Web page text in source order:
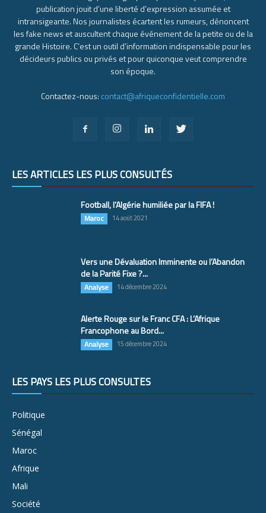
publication jouit d’une liberté d’expression assumée et
intransigeante. Nos journalistes écartent les rumeurs, dénoncent
les fake news et auscultent chaque événement de la petite ou de la
grande Histoire. C’est un outil d’information indispensable pour les
décideurs publics ou privés et pour quiconque veut comprendre
son époque.
Contactez-nous: contact@afriqueconfidentielle.com
LES ARTICLES LES PLUS CONSULTÉS
Football, l’Algérie humiliée par la FIFA !
Maroc 14 août 2021
Vers une Dévaluation Imminente ou l’Abandon
de la Parité Fixe ?...
Analyse 14 décembre 2024
Alerte Rouge sur le Franc CFA : L’Afrique
Francophone au Bord...
Analyse 15 décembre 2024
LES PAYS LES PLUS CONSULTÉS
Politique
Sénégal
Maroc
Afrique
Mali
Société